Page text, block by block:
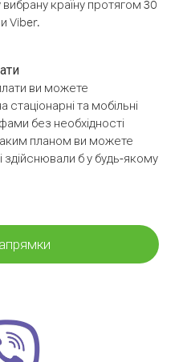
країну протягом 30
Viber.
ви можете
та мобільні
без необхідності
планом ви можете
здійснювали б у будь-якому